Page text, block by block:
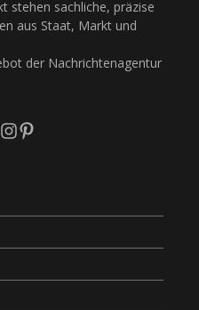
stehen sachliche, präzise
aus Staat, Markt und
der Nachrichtenagentur